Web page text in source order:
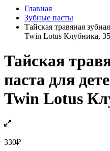
Главная
Зубные пасты
Тайская травяная
Twin Lotus Клубника,
Тайская
паста для
Twin Lotus
330₽